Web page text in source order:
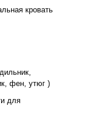
кровать
фен, утюг )
для